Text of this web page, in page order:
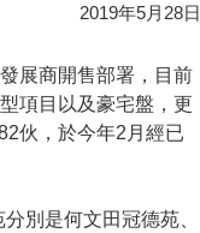
2019年5月28日
展商開售部署，目前
項目以及豪宅盤，更
伙，於今年2月經已
別是何文田冠德苑、